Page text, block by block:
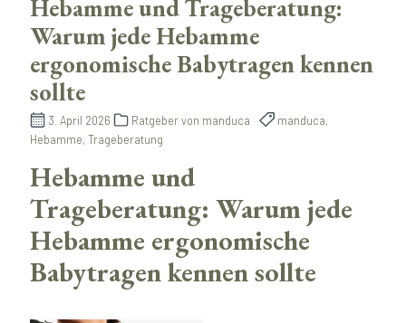
Hebamme und Trageberatung:
Warum jede Hebamme
ergonomische Babytragen kennen
sollte
3. April 2026 Ratgeber von manduca
manduca,
Hebamme, Trageberatung
Hebamme und
Trageberatung: Warum jede
Hebamme ergonomische
Babytragen kennen sollte